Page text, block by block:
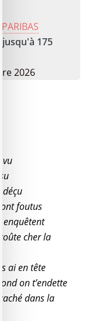
PARIBAS
175
2026
vu
déçu
foutus
enquêtent
cher la
ai en tête
on t’endette
dans la